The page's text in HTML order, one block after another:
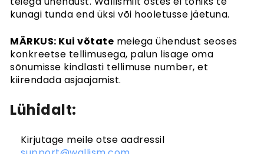
kunagi tunda end üksi või hooletusse jäetuna.
MÄRKUS: Kui võtate meiega ühendust seoses
konkreetse tellimusega, palun lisage oma
sõnumisse kindlasti tellimuse number, et
kiirendada asjaajamist.
Lühidalt:
Kirjutage meile otse aadressil